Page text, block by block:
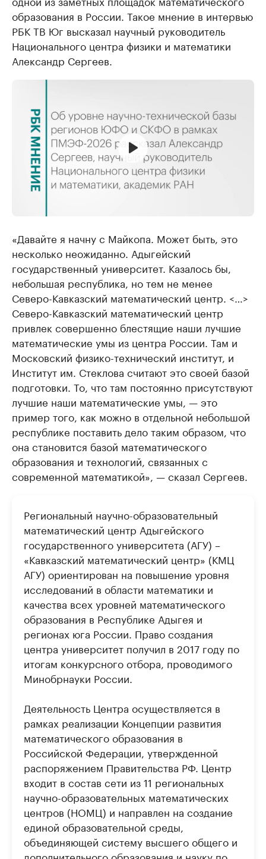
образования в России. Такое мнение в интервью
РБК ТВ Юг высказал научный руководитель
Национального центра физики и математики
Александр Сергеев.
«Давайте я начну с Майкопа. Может быть, это
несколько неожиданно. Адыгейский
государственный университет. Казалось бы,
небольшая республика, но тем не менее
Северо-Кавказский математический центр. <…>
Северо-Кавказский математический центр
привлек совершенно блестящие наши лучшие
математические умы из центра России. Там и
Московский физико-технический институт, и
Институт им. Стеклова считают это своей базой
подготовки. То, что там постоянно присутствуют
лучшие наши математические умы, — это
пример того, как можно в отдельной небольшой
республике поставить дело таким образом, что
она становится базой математического
образования и технологий, связанных с
современной математикой», — сказал Сергеев.
Региональный научно-образовательный
математический центр Адыгейского
государственного университета (АГУ) –
«Кавказский математический центр» (КМЦ
АГУ) ориентирован на повышение уровня
исследований в области математики и
качества всех уровней математического
образования в Республике Адыгея и
регионах юга России. Право создания
центра университет получил в 2017 году по
итогам конкурсного отбора, проводимого
Минобрнауки России.
Деятельность Центра осуществляется в
рамках реализации Концепции развития
математического образования в
Российской Федерации, утвержденной
распоряжением Правительства РФ. Центр
входит в состав сети из 11 региональных
научно-образовательных математических
центров (НОМЦ) и направлен на создание
единой образовательной среды,
объединяющей систему высшего общего и
дополнительного образования и науку по